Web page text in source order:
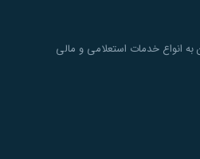
خدمات استعلامی و مالی